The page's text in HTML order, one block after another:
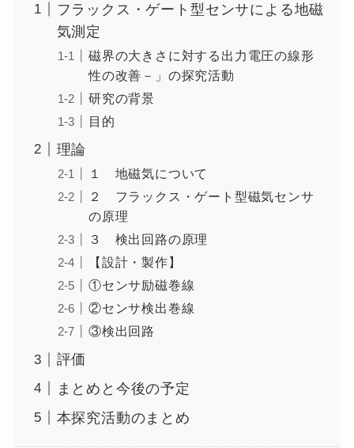
フラックス・ゲート型センサによる地磁
気測定
磁界の大きさに対する出力電圧の線形
性の改善－」の探究活動
研究の背景
目的
理論
１ 地磁気について
２ フラックス・ゲート型磁気センサ
の原理
３ 検出回路の原理
【設計・製作】
①センサ励磁巻線
②センサ検出巻線
③検出回路
評価
まとめと今後の予定
本探究活動のまとめ